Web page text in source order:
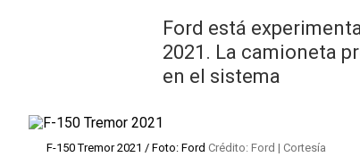
Ford está
2021. La camioneta
en el sistema
F-150 Tremor 2021 / Foto: Ford Crédito: Ford | Cortesía